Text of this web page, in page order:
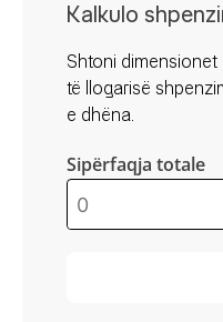
Kalkulo
Shtoni
të llogarisë
e dhëna.
Sipërfaqja totale